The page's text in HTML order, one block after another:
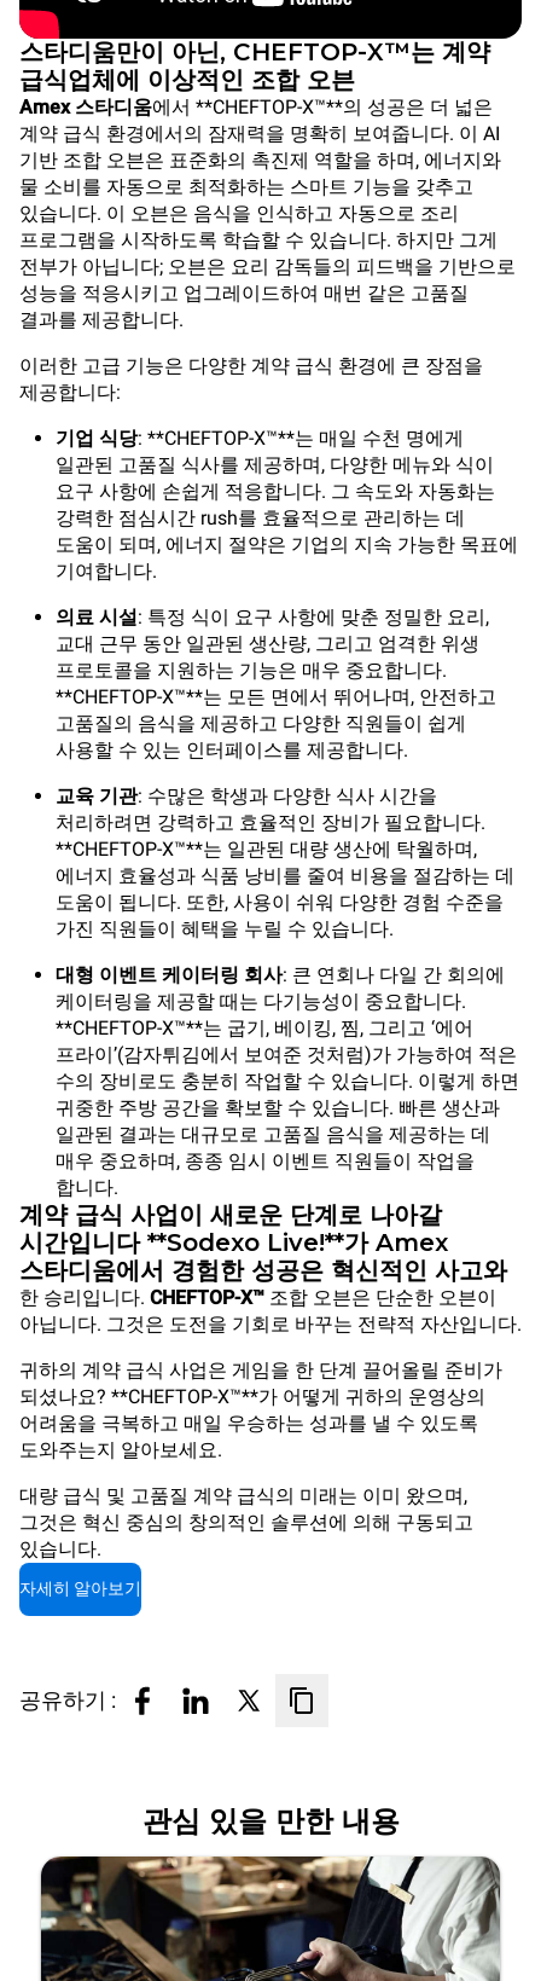
스타디움만이 아닌, CHEFTOP-X™는 계약
급식업체에 이상적인 조합 오븐
Amex 스타디움에서 **CHEFTOP-X™**의 성공은 더 넓은
계약 급식 환경에서의 잠재력을 명확히 보여줍니다. 이 AI
기반 조합 오븐은 표준화의 촉진제 역할을 하며, 에너지와
물 소비를 자동으로 최적화하는 스마트 기능을 갖추고
있습니다. 이 오븐은 음식을 인식하고 자동으로 조리
프로그램을 시작하도록 학습할 수 있습니다. 하지만 그게
전부가 아닙니다; 오븐은 요리 감독들의 피드백을 기반으로
성능을 적응시키고 업그레이드하여 매번 같은 고품질
결과를 제공합니다.
이러한 고급 기능은 다양한 계약 급식 환경에 큰 장점을
제공합니다:
기업 식당: **CHEFTOP-X™**는 매일 수천 명에게
일관된 고품질 식사를 제공하며, 다양한 메뉴와 식이
요구 사항에 손쉽게 적응합니다. 그 속도와 자동화는
강력한 점심시간 rush를 효율적으로 관리하는 데
도움이 되며, 에너지 절약은 기업의 지속 가능한 목표에
기여합니다.
의료 시설: 특정 식이 요구 사항에 맞춘 정밀한 요리,
교대 근무 동안 일관된 생산량, 그리고 엄격한 위생
프로토콜을 지원하는 기능은 매우 중요합니다.
**CHEFTOP-X™**는 모든 면에서 뛰어나며, 안전하고
고품질의 음식을 제공하고 다양한 직원들이 쉽게
사용할 수 있는 인터페이스를 제공합니다.
교육 기관: 수많은 학생과 다양한 식사 시간을
처리하려면 강력하고 효율적인 장비가 필요합니다.
**CHEFTOP-X™**는 일관된 대량 생산에 탁월하며,
에너지 효율성과 식품 낭비를 줄여 비용을 절감하는 데
도움이 됩니다. 또한, 사용이 쉬워 다양한 경험 수준을
가진 직원들이 혜택을 누릴 수 있습니다.
대형 이벤트 케이터링 회사: 큰 연회나 다일 간 회의에
케이터링을 제공할 때는 다기능성이 중요합니다.
**CHEFTOP-X™**는 굽기, 베이킹, 찜, 그리고 ‘에어
프라이’(감자튀김에서 보여준 것처럼)가 가능하여 적은
수의 장비로도 충분히 작업할 수 있습니다. 이렇게 하면
귀중한 주방 공간을 확보할 수 있습니다. 빠른 생산과
일관된 결과는 대규모로 고품질 음식을 제공하는 데
매우 중요하며, 종종 임시 이벤트 직원들이 작업을
합니다.
계약 급식 사업이 새로운 단계로 나아갈
시간입니다 **Sodexo Live!**가 Amex
스타디움에서 경험한 성공은 혁신적인 사고와
한 승리입니다. CHEFTOP-X™ 조합 오븐은 단순한 오븐이
아닙니다. 그것은 도전을 기회로 바꾸는 전략적 자산입니다.
귀하의 계약 급식 사업은 게임을 한 단계 끌어올릴 준비가
되셨나요? **CHEFTOP-X™**가 어떻게 귀하의 운영상의
어려움을 극복하고 매일 우승하는 성과를 낼 수 있도록
도와주는지 알아보세요.
대량 급식 및 고품질 계약 급식의 미래는 이미 왔으며,
그것은 혁신 중심의 창의적인 솔루션에 의해 구동되고
있습니다.
자세히 알아보기
공유하기 :
관심 있을 만한 내용